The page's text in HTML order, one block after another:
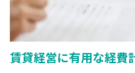
賃貸経営に有用な経費